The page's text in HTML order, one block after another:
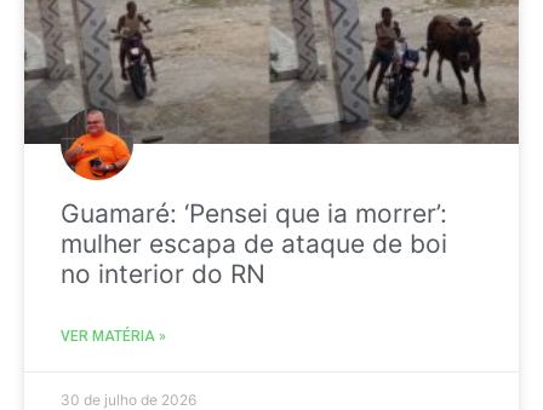
Guamaré: ‘Pensei que ia morrer’:
mulher escapa de ataque de boi
no interior do RN
VER MATÉRIA »
30 de julho de 2026